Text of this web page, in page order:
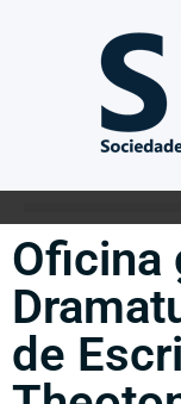
Oficina
de